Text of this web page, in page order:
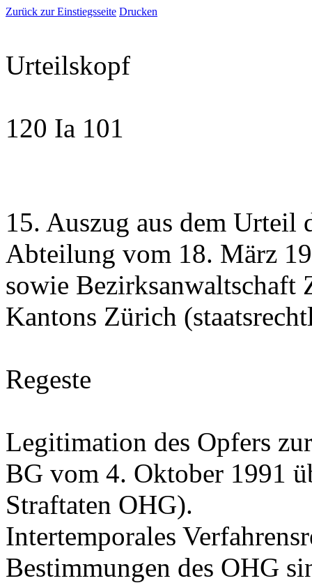
Zurück zur Einstiegsseite Drucken
Urteilskopf
120 Ia 101
15. Auszug aus dem
Abteilung vom 18. März
sowie Bezirksanwaltschaft
Kantons Zürich
Regeste
Legitimation des Opfers
BG vom 4. Oktober 1991
Straftaten OHG).
Intertemporales
Bestimmungen des OHG